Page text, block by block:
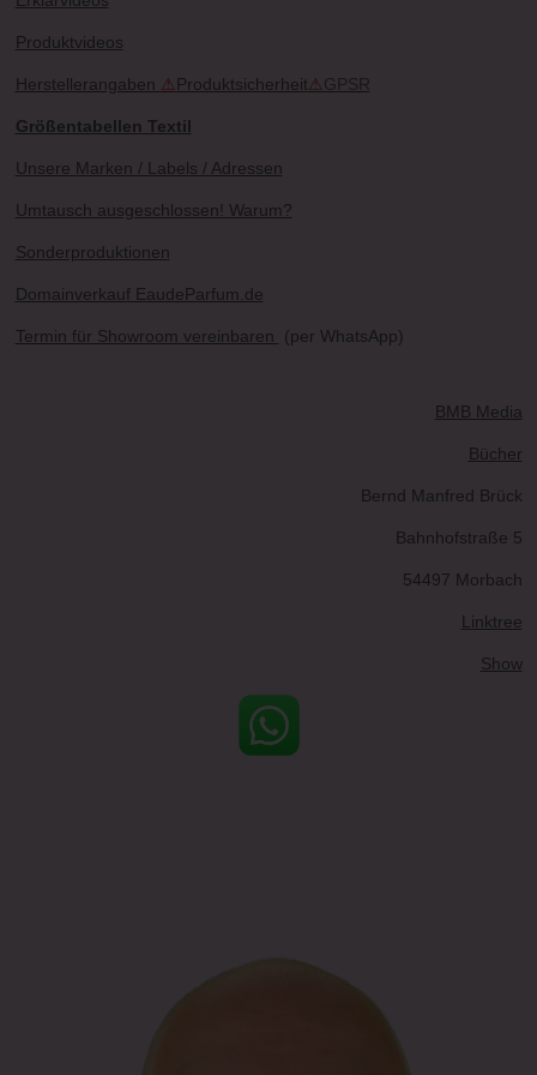
Produktvideos
Herstellerangaben ⚠ Produktsicherheit⚠ GPSR
Größentabellen Textil
Unsere Marken / Labels / Adressen
Umtausch ausgeschlossen! Warum?
Sonderproduktionen
Domainverkauf EaudeParfum.de
Termin für Showroom vereinbaren (per WhatsApp)
BMB Media
Bücher
Bernd Manfred Brück
Bahnhofstraße 5
54497 Morbach
Linktree
Show